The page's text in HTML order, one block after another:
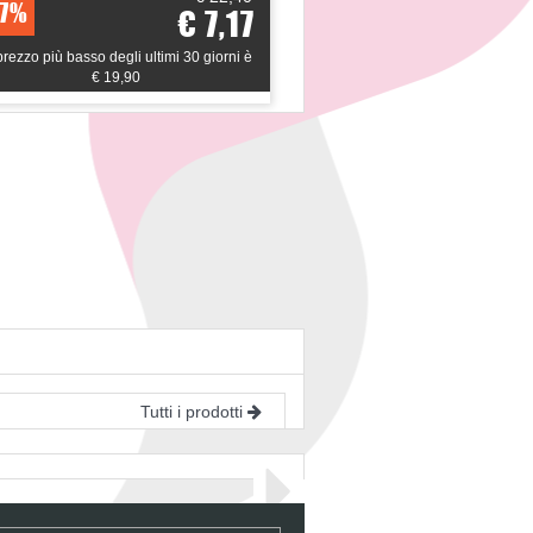
€ 7,17
più basso degli ultimi 30 giorni è
€ 19,90
*il prezzo più basso degli
Tutti i prodotti